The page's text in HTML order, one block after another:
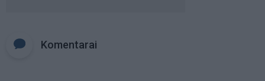
Komentarai